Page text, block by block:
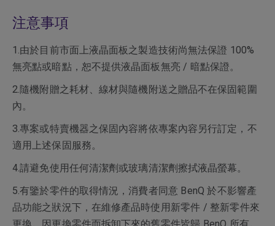
注意事項
1.由於目前市面上液晶面板之製造技術尚無法保證 100%
無亮點或暗點，恕不提供液晶面板無亮 / 暗點保證。
2.隨機附贈之耗材、線材與隨機附送之贈品不在保固範圍
內。
3.專案或特賣機器之保固內容將依專案內容另行訂定，不
適用上述保固服務。
4.請避免使用任何清潔劑或玻璃清潔劑擦拭液晶螢幕。
5.有鑒於零件的取得情況，消費者同意 BenQ 於不影響產
品功能之狀況下，在維修產品時使用新零件 / 整新零件來